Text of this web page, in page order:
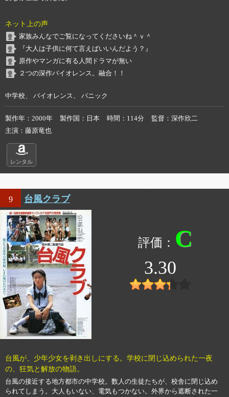
ネット上の声
家族みんなでご覧になってくださいね＾ｖ＾
『大人は子供に何て言えばいいんだよう？』
原作やマンガに有る人間ドラマが無い
２つの深作バイオレンス。融合！！
中学校、 バイオレンス、 パニック
製作年 2000年 製作国 日本 時間 114分 監督
深作欣二
主演
藤原竜也
レンタル
9 台風クラブ
C
3.30
台風が、少年少女を剥き出しにする。学校に閉じ込められた一夜
の、狂気と解放の物語。
台風の接近する地方都市の中学校。数人の生徒たちが、校舎に閉じ込め
られてしまう。大人もいない、電気もつかない。外界から遮断された一